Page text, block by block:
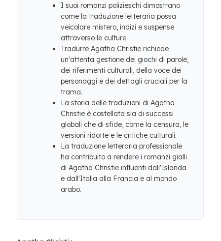
I suoi romanzi polizieschi dimostrano
come la traduzione letteraria possa
veicolare mistero, indizi e suspense
attraverso le culture.
Tradurre Agatha Christie richiede
un'attenta gestione dei giochi di parole,
dei riferimenti culturali, della voce dei
personaggi e dei dettagli cruciali per la
trama.
La storia delle traduzioni di Agatha
Christie è costellata sia di successi
globali che di sfide, come la censura, le
versioni ridotte e le critiche culturali.
La traduzione letteraria professionale
ha contribuito a rendere i romanzi gialli
di Agatha Christie influenti dall'Islanda
e dall'Italia alla Francia e al mondo
arabo.